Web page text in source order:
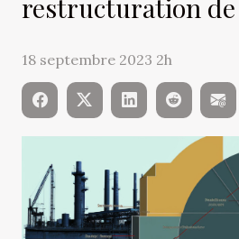
restructuration
18 septembre 2023 2h